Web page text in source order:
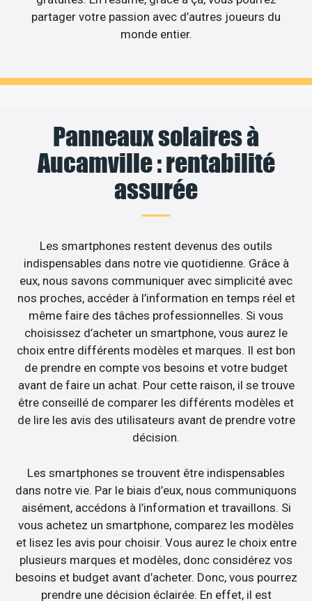
partager votre passion avec d’autres joueurs du
monde entier.
Panneaux solaires à
Aucamville : rentabilité
assurée
Les smartphones restent devenus des outils
indispensables dans notre vie quotidienne. Grâce à
eux, nous savons communiquer avec simplicité avec
nos proches, accéder à l’information en temps réel et
même faire des tâches professionnelles. Si vous
choisissez d’acheter un smartphone, vous aurez le
choix entre différents modèles et marques. Il est bon
de prendre en compte vos besoins et votre budget
avant de faire un achat. Pour cette raison, il se trouve
être conseillé de comparer les différents modèles et
de lire les avis des utilisateurs avant de prendre votre
décision.
Les smartphones se trouvent être indispensables
dans notre vie. Par le biais d’eux, nous communiquons
aisément, accédons à l’information et travaillons. Si
vous achetez un smartphone, comparez les modèles
et lisez les avis pour choisir. Vous aurez le choix entre
plusieurs marques et modèles, donc considérez vos
besoins et budget avant d’acheter. Donc, vous pourrez
prendre une décision éclairée. En effet, il est